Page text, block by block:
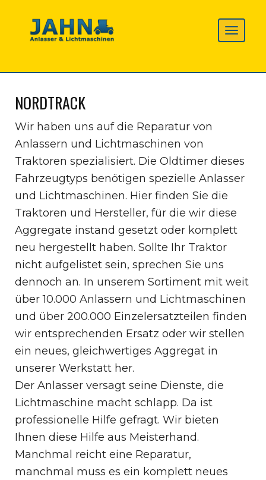
NORDTRACK
Wir haben uns auf die Reparatur von
Anlassern und Lichtmaschinen von
Traktoren spezialisiert. Die Oldtimer dieses
Fahrzeugtyps benötigen spezielle Anlasser
und Lichtmaschinen. Hier finden Sie die
Traktoren und Hersteller, für die wir diese
Aggregate instand gesetzt oder komplett
neu hergestellt haben. Sollte Ihr Traktor
nicht aufgelistet sein, sprechen Sie uns
dennoch an. In unserem Sortiment mit weit
über 10.000 Anlassern und Lichtmaschinen
und über 200.000 Einzelersatzteilen finden
wir entsprechenden Ersatz oder wir stellen
ein neues, gleichwertiges Aggregat in
unserer Werkstatt her.
Der Anlasser versagt seine Dienste, die
Lichtmaschine macht schlapp. Da ist
professionelle Hilfe gefragt. Wir bieten
Ihnen diese Hilfe aus Meisterhand.
Manchmal reicht eine Reparatur,
manchmal muss es ein komplett neues